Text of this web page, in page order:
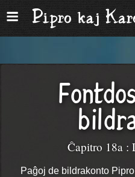
Ĉapitro 18a :
Paĝoj de bildrakonto